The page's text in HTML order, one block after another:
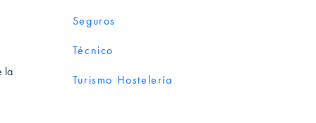
la
Seguros
Técnico
Turismo Hostelería